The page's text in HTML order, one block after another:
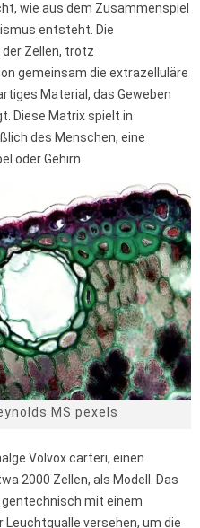
wie aus dem Zusammenspiel
entsteht. Die
der Zellen, trotz
gemeinsam die extrazelluläre
Material, das Geweben
Diese Matrix spielt in
des Menschen, eine
oder Gehirn.
MS pexels
Volvox carteri, einen
2000 Zellen, als Modell. Das
gentechnisch mit einem
versehen, um die